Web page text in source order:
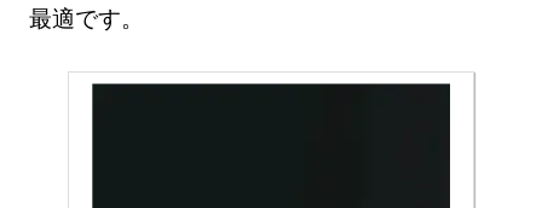
最適です。